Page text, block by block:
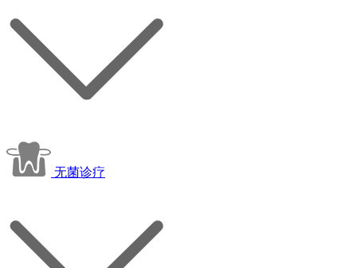
无菌诊疗